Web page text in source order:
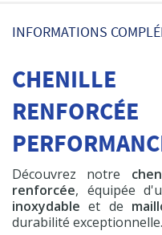
Pompe à
19,50 €
Commander
INFORMATIONS
CHENILLE
Découvrez notre
renforcée, équipée
inoxydable et de
durabilité exceptionnelle.